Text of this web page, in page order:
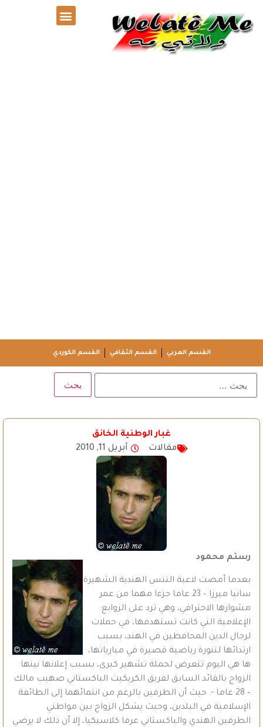
القسم العربي القسم الثقافي القسم الكوردي
غبار الوطنية الخانق
مقالات
أبريل 11, 2010
رستم محمود
بعدما أمضت لاعبة التنس الهندية الشهيرة
سانيا ميرزا – 23 عاما جزءا مهما من عمر
مشوارها الاحترافي، وهي ترد على الزوابع
الإعلامية التي كانت تستهدفها، في حملات
لرجال الدين المحافظين في الهند، بسبب
ارتدائها لتنورة رياضية قصيرة في مبارياتها،
ها هي اليوم تتعرض لحملة تشهير كبرى، بسبب إعلانها نيتها
الزواج بالقائد السابق لفريق الكريكيت الباكستاني صهيب مالك
– 28 عاما -. حيث أن الطرفين بالرغم من انتمائهما إلى الطائفة
الإسلامية في البلدين، وحيث يشكل الزواج بين مواطني
الطرفين الهندي والباكستاني عرفا كلاسيكيا، إلا أن ذلك لا يرضي